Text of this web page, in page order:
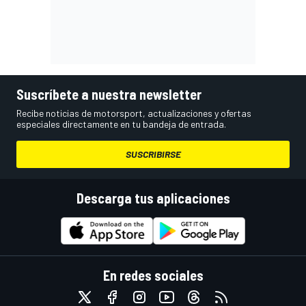
Suscríbete a nuestra newsletter
Recibe noticias de motorsport, actualizaciones y ofertas
especiales directamente en tu bandeja de entrada.
SUSCRIBIRSE
Descarga tus aplicaciones
En redes sociales